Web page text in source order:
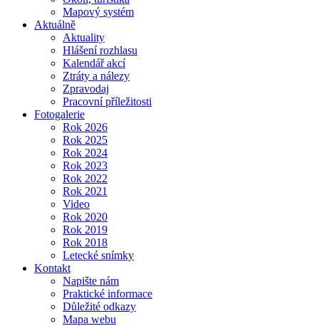
Mapový systém
Aktuálně
Aktuality
Hlášení rozhlasu
Kalendář akcí
Ztráty a nálezy
Zpravodaj
Pracovní příležitosti
Fotogalerie
Rok 2026
Rok 2025
Rok 2024
Rok 2023
Rok 2022
Rok 2021
Video
Rok 2020
Rok 2019
Rok 2018
Letecké snímky
Kontakt
Napište nám
Praktické informace
Důležité odkazy
Mapa webu